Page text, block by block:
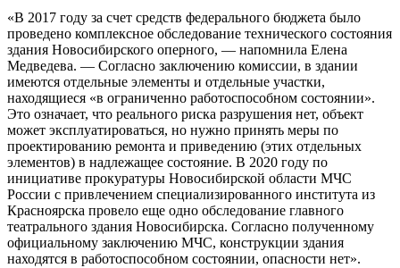
«В 2017 году за счет средств федерального бюджета было
проведено комплексное обследование технического состояния
здания Новосибирского оперного, — напомнила Елена
Медведева. — Согласно заключению комиссии, в здании
имеются отдельные элементы и отдельные участки,
находящиеся «в ограниченно работоспособном состоянии».
Это означает, что реального риска разрушения нет, объект
может эксплуатироваться, но нужно принять меры по
проектированию ремонта и приведению (этих отдельных
элементов) в надлежащее состояние. В 2020 году по
инициативе прокуратуры Новосибирской области МЧС
России с привлечением специализированного института из
Красноярска провело еще одно обследование главного
театрального здания Новосибирска. Согласно полученному
официальному заключению МЧС, конструкции здания
находятся в работоспособном состоянии, опасности нет».